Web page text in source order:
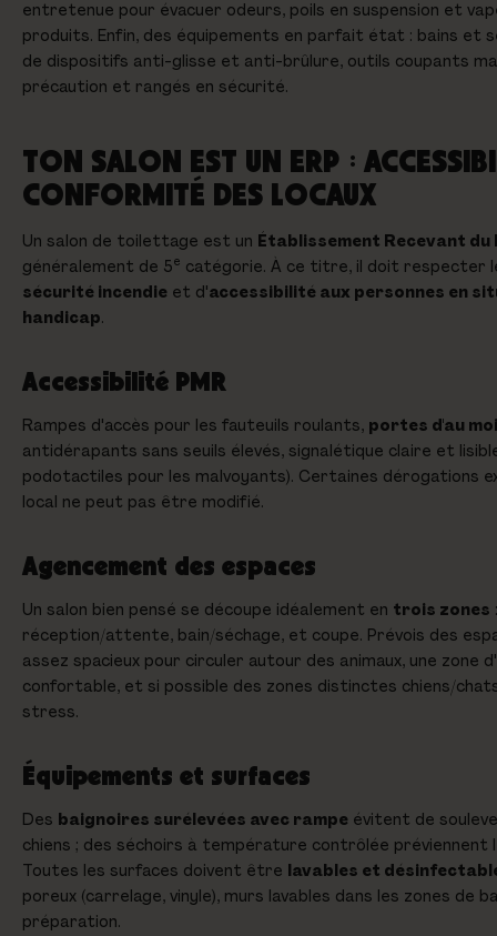
entretenue pour évacuer odeurs, poils en suspension et
produits. Enfin, des équipements en parfait état : bains et
de dispositifs anti-glisse et anti-brûlure, outils coupants
précaution et rangés en sécurité.
TON SALON EST UN ERP :
CONFORMITÉ DES LOCAUX
Un salon de toilettage est un Établissement Recevant du
généralement de 5e catégorie. À ce titre, il doit respecter
sécurité incendie et d'accessibilité aux personnes en
handicap.
Accessibilité PMR
Rampes d'accès pour les fauteuils roulants, portes d'au
antidérapants sans seuils élevés, signalétique claire et
podotactiles pour les malvoyants). Certaines dérogations
local ne peut pas être modifié.
Agencement des espaces
Un salon bien pensé se découpe idéalement en trois zones :
réception/attente, bain/séchage, et coupe. Prévois des
assez spacieux pour circuler autour des animaux, une zone
confortable, et si possible des zones distinctes chiens/
stress.
Équipements et surfaces
Des baignoires surélevées avec rampe évitent de
chiens ; des séchoirs à température contrôlée préviennent
Toutes les surfaces doivent être lavables et
poreux (carrelage, vinyle), murs lavables dans les zones de
préparation.